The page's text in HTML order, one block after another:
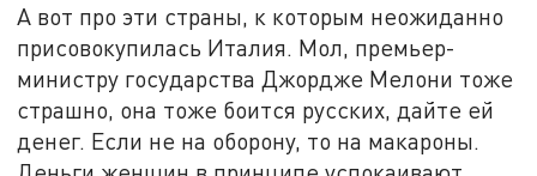
А вот про эти страны, к которым неожиданно
присовокупилась Италия. Мол, премьер-
министру государства Джордже Мелони тоже
страшно, она тоже боится русских, дайте ей
денег. Если не на оборону, то на макароны.